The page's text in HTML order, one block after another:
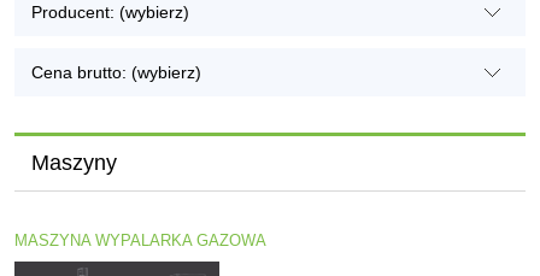
Producent: (wybierz)
Cena brutto: (wybierz)
Maszyny
MASZYNA WYPALARKA GAZOWA